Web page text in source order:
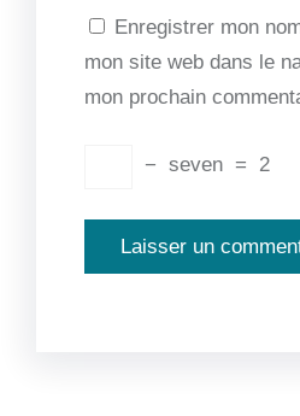
Enregistrer mon
mon site web dans le
mon prochain
− seven = 2